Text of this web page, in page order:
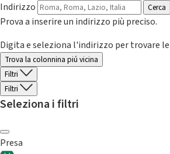
Indirizzo
Cerca
Prova a inserire un indirizzo più preciso.
Digita e seleziona l'indirizzo per trovare
Trova la colonnina piú vicina
Filtri
Filtri
Seleziona i filtri
Presa